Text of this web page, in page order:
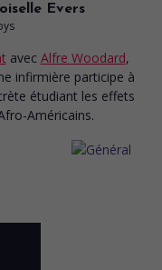
Evers
avec Alfre Woodard,
infirmière participe à
étudiant les effets
Américains.